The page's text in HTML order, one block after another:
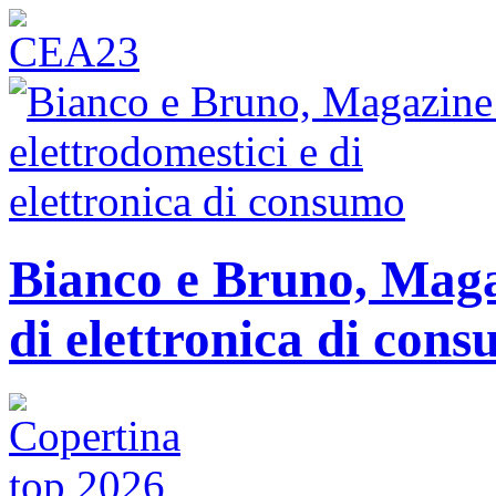
Bianco e Bruno,
di elettronica di